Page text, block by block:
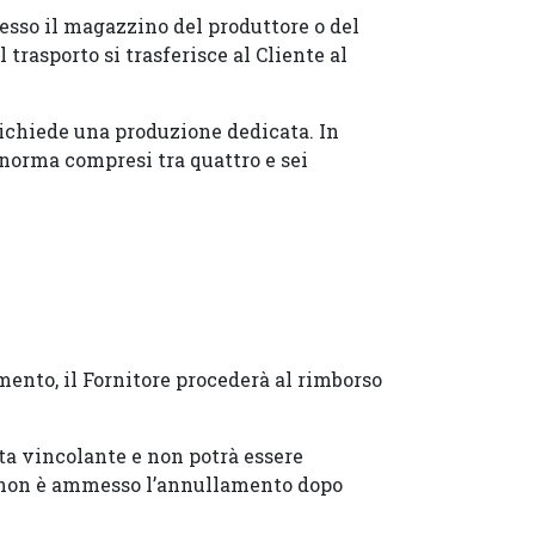
il magazzino del produttore o del
si trasferisce al Cliente al
una produzione dedicata. In
compresi tra quattro e sei
il Fornitore procederà al rimborso
vincolante e non potrà essere
è ammesso l’annullamento dopo